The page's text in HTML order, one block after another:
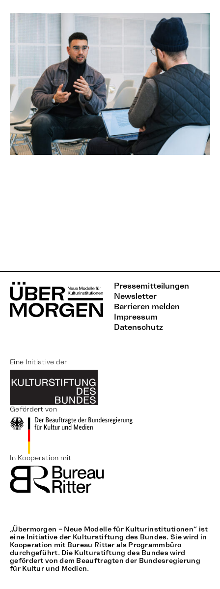
Pressemitteilungen
Newsletter
Barrieren melden
Impressum
Datenschutz
„Übermorgen – Neue Modelle für Kulturinstitutionen“ ist
eine Initiative der Kulturstiftung des Bundes. Sie wird in
Kooperation mit Bureau Ritter als Programmbüro
durchgeführt. Die Kulturstiftung des Bundes wird
gefördert von dem Beauftragten der Bundesregierung
für Kultur und Medien.
Eine Initiative der
Gefördert von
In Kooperation mit